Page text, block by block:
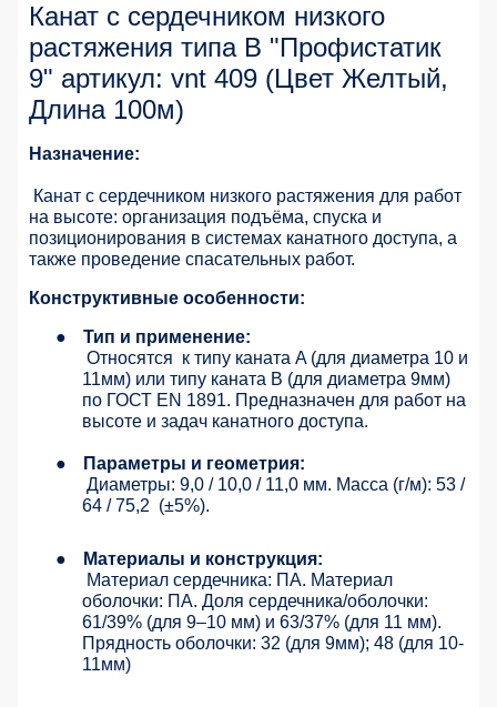
Канат с сердечником низкого
растяжения типа В "Профистатик
9" артикул: vnt 409 (Цвет Желтый,
Длина 100м)
Назначение:
Канат с сердечником низкого растяжения для работ
на высоте: организация подъёма, спуска и
позиционирования в системах канатного доступа, а
также проведение спасательных работ.
Конструктивные особенности:
●
Тип и применение:
Относятся к типу каната A (для диаметра 10 и
11мм) или типу каната B (для диаметра 9мм)
по ГОСТ EN 1891. Предназначен для работ на
высоте и задач канатного доступа.
●
Параметры и геометрия:
Диаметры: 9,0 / 10,0 / 11,0 мм. Масса (г/м): 53 /
64 / 75,2 (±5%).
●
Материалы и конструкция:
Материал сердечника: ПА. Материал
оболочки: ПА. Доля сердечника/оболочки:
61/39% (для 9–10 мм) и 63/37% (для 11 мм).
Прядность оболочки: 32 (для 9мм); 48 (для 10-
11мм)